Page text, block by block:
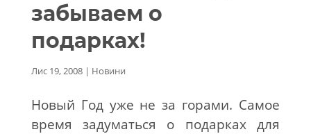
забываем о
подарках!
Лис 19, 2008| Новини
Новый Год уже не за горами. Самое
время задуматься о подарках для